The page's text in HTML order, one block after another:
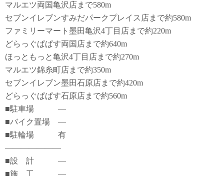
マルエツ両国亀沢店まで580m
セブンイレブンすみだパークプレイス店まで約580m
ファミリーマート墨田亀沢4丁目店まで約220m
どらっぐぱぱす両国店まで約640m
ほっともっと亀沢4丁目店まで約270m
マルエツ錦糸町店まで約350m
セブンイレブン墨田石原店まで約420m
どらっぐぱぱす石原店まで約560m
■駐車場 ―
■バイク置場 ―
■駐輪場 有
―――――――
■設 計 ―
■施 工 ―